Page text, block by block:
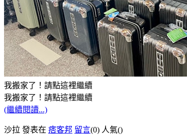
我搬家了！請點這裡繼續
我搬家了！請點這裡繼續
(繼續閱讀...)
沙拉 發表在 痞客邦 留言(0) 人氣()